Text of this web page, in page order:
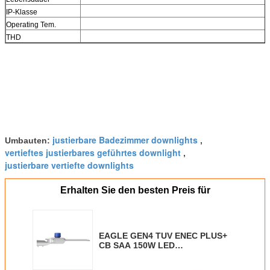
IP-Klasse
Operating Tem.
THD
Umbauten: justierbare Badezimmer downlights ,
vertieftes justierbares geführtes downlight ,
justierbare vertiefte downlights
Erhalten Sie den besten Preis für
EAGLE GEN4 TUV ENEC PLUS+
CB SAA 150W LED